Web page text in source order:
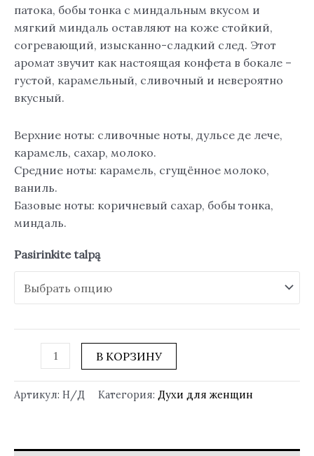
патока, бобы тонка с миндальным вкусом и
мягкий миндаль оставляют на коже стойкий,
согревающий, изысканно-сладкий след. Этот
аромат звучит как настоящая конфета в бокале –
густой, карамельный, сливочный и невероятно
вкусный.
Верхние ноты: сливочные ноты, дульсе де лече,
карамель, сахар, молоко.
Средние ноты: карамель, сгущённое молоко,
ваниль.
Базовые ноты: коричневый сахар, бобы тонка,
миндаль.
Pasirinkite talpą
В КОРЗИНУ
Артикул: Н/Д Категория: Духи для женщин